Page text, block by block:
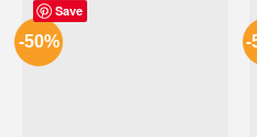
Save
-50% -